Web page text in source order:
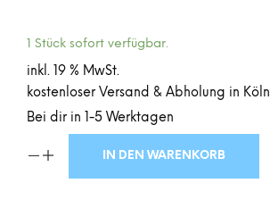
1 Stück sofort verfügbar.
inkl. 19 % MwSt.
kostenloser Versand & Abholung in Köln
Bei dir in 1-5 Werktagen
IN DEN WARENKORB